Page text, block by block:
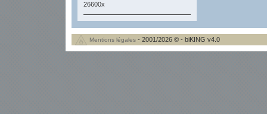
26600x
Mentions légales - 2001/2026 © - biKING v4.0